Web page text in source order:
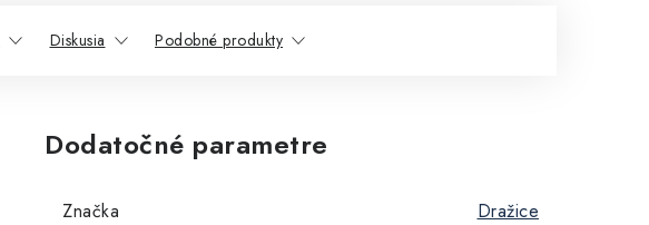
Diskusia Podobné produkty
Dodatočné parametre
Značka Dražice